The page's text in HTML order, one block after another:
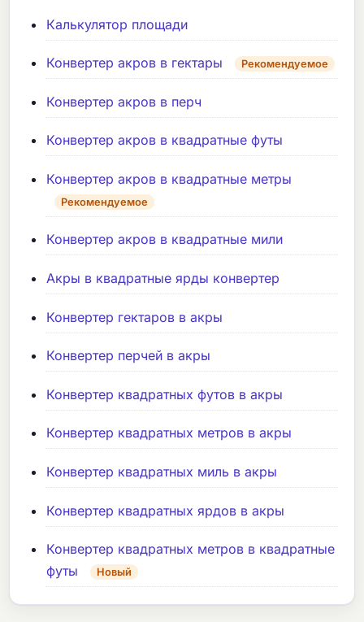
Калькулятор площади
Конвертер акров в гектары Рекомендуемое
Конвертер акров в перч
Конвертер акров в квадратные футы
Конвертер акров в квадратные метры
Рекомендуемое
Конвертер акров в квадратные мили
Акры в квадратные ярды конвертер
Конвертер гектаров в акры
Конвертер перчей в акры
Конвертер квадратных футов в акры
Конвертер квадратных метров в акры
Конвертер квадратных миль в акры
Конвертер квадратных ярдов в акры
Конвертер квадратных метров в квадратные
футы
Новый